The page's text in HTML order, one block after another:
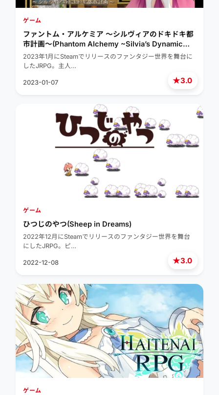
★3.0
ゲーム
ファントム・アルケミア ～シルヴィアのドキドキ都
市計画～(Phantom Alchemy ~Silvia’s Dynamic
Urban Planning~)
2023年1月にSteamでリリースのファンタジー世界を舞台に
したJRPG。主人…
2023-01-07
★3.0
ゲーム
ひつじのやつ(Sheep in Dreams)
2022年12月にSteamでリリースのファンタジー世界を舞台
にしたJRPG。ピ…
2022-12-08
ゲーム